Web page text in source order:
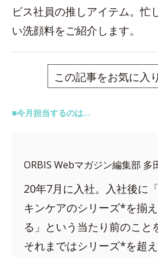
ビス社員の推しアイテム。忙
い洗顔料をご紹介します。
この記事をお気に入
■今月担当するのは…
ORBIS Webマガジン編集部 多
20年7月に入社。入社後に
キンケアのシリーズ*を揃え
る」という当たり前のこと
それまではシリーズ*を超